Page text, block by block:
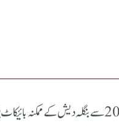
ورلڈ کپ 2026 سے بنگلہ دیش کے